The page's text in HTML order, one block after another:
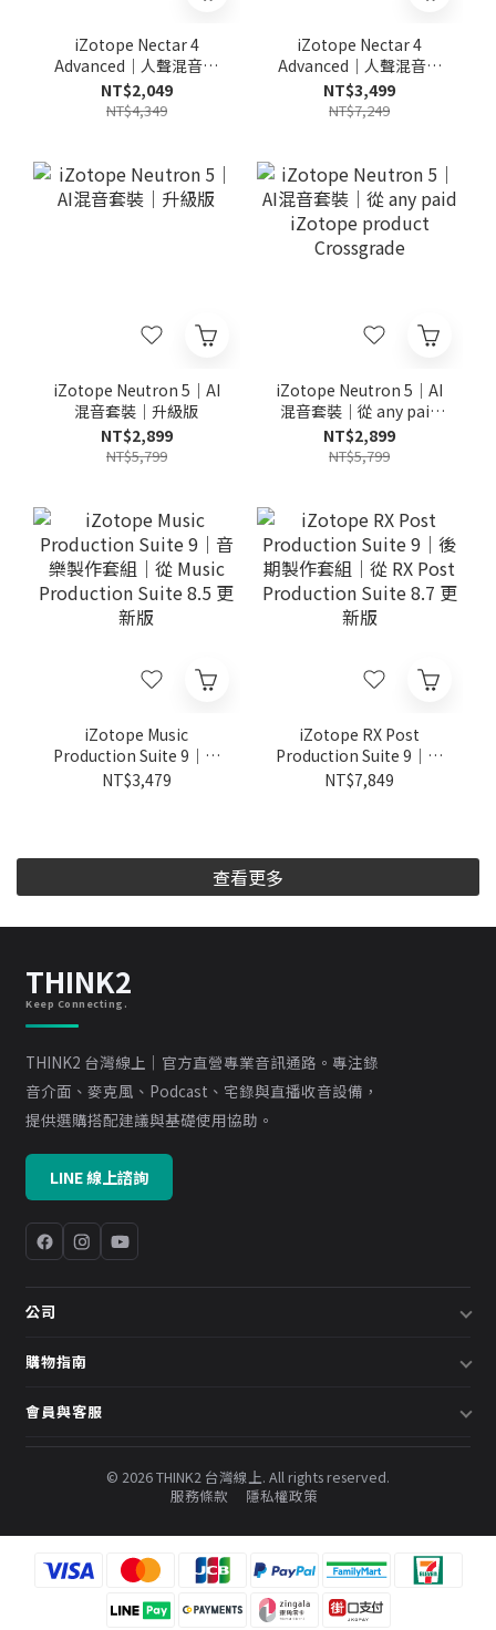
iZotope Nectar 4
Advanced｜人聲混音插
件套裝｜升級版
NT$2,049
NT$4,349
iZotope Nectar 4
Advanced｜人聲混音插
件套裝｜從 any paid
iZotope product
NT$3,499
NT$7,249
iZotope Neutron 5｜AI
混音套裝｜升級版
NT$2,899
NT$5,799
iZotope Neutron 5｜AI
混音套裝｜從 any paid
iZotope product
Crossgrade
NT$2,899
NT$5,799
iZotope Music
Production Suite 9｜音
樂製作套組｜從 Music
NT$3,479
iZotope RX Post
Production Suite 9｜後
期製作套組｜從 RX Post
NT$7,849
查看更多
THINK2
Keep Connecting.
THINK2 台灣線上｜官方直營專業音訊通路。專注錄
音介面、麥克風、Podcast、宅錄與直播收音設備，
提供選購搭配建議與基礎使用協助。
LINE 線上諮詢
公司
關於我們
預約諮詢
購物指南
配送說明
常見問題
會員與客服
會員中心
© 2026 THINK2 台灣線上. All rights reserved.
服務條款
隱私權政策